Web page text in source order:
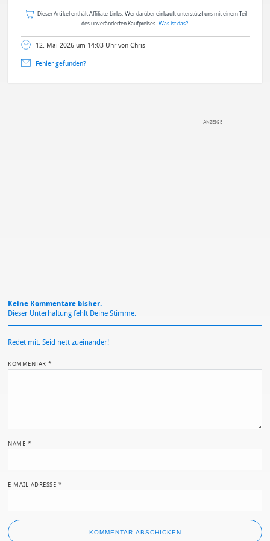
Dieser Artikel enthält Affiliate-Links. Wer darüber einkauft unterstützt uns mit einem Teil
des unveränderten Kaufpreises. Was ist das?
12. Mai 2026 um 14:03 Uhr von Chris
Fehler gefunden?
Keine Kommentare bisher.
Dieser Unterhaltung fehlt Deine Stimme.
Redet mit. Seid nett zueinander!
KOMMENTAR*
NAME *
E-MAIL-ADRESSE *